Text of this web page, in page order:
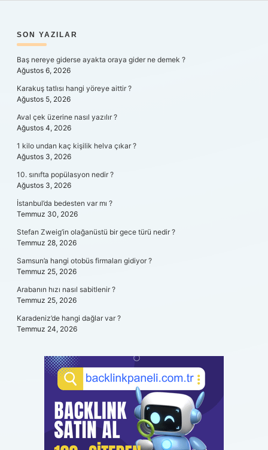
SIDEBAR
SON YAZILAR
Baş nereye giderse ayakta oraya gider ne demek ?
Ağustos 6, 2026
Karakuş tatlısı hangi yöreye aittir ?
Ağustos 5, 2026
Aval çek üzerine nasıl yazılır ?
Ağustos 4, 2026
1 kilo undan kaç kişilik helva çıkar ?
Ağustos 3, 2026
10. sınıfta popülasyon nedir ?
Ağustos 3, 2026
İstanbul’da bedesten var mı ?
Temmuz 30, 2026
Stefan Zweig’in olağanüstü bir gece türü nedir ?
Temmuz 28, 2026
Samsun’a hangi otobüs firmaları gidiyor ?
Temmuz 25, 2026
Arabanın hızı nasıl sabitlenir ?
Temmuz 25, 2026
Karadeniz’de hangi dağlar var ?
Temmuz 24, 2026